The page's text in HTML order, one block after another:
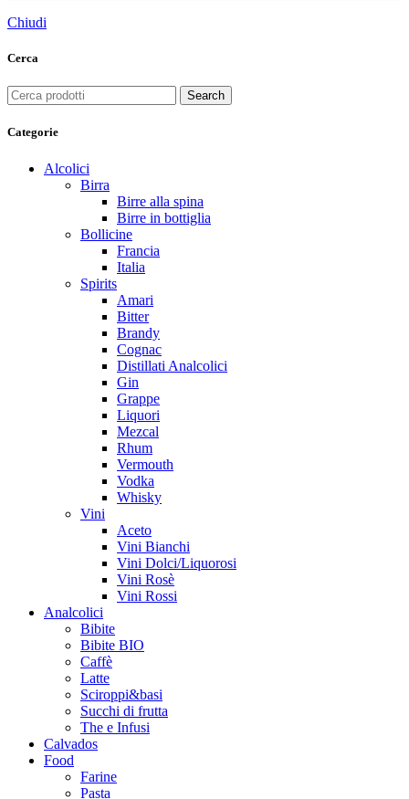
Chiudi
Cerca
Search
Categorie
Alcolici
Birra
Birre alla spina
Birre in bottiglia
Bollicine
Francia
Italia
Spirits
Amari
Bitter
Brandy
Cognac
Distillati Analcolici
Gin
Grappe
Liquori
Mezcal
Rhum
Vermouth
Vodka
Whisky
Vini
Aceto
Vini Bianchi
Vini Dolci/Liquorosi
Vini Rosè
Vini Rossi
Analcolici
Bibite
Bibite BIO
Caffè
Latte
Sciroppi&basi
Succhi di frutta
The e Infusi
Calvados
Food
Farine
Pasta